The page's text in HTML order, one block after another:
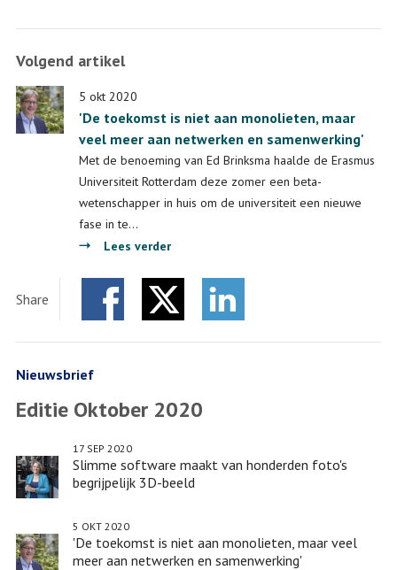
Innovation
Quarter
Volgend artikel
5 okt 2020
'De toekomst is niet aan monolieten, maar
veel meer aan netwerken en samenwerking'
Met de benoeming van Ed Brinksma haalde de Erasmus
Universiteit Rotterdam deze zomer een beta-
wetenschapper in huis om de universiteit een nieuwe
fase in te…
Lees verder
toekomst
is
veel
netwerken
Share
Nieuwsbrief
Editie Oktober 2020
Slimme software maakt van honderden foto's
begrijpelijk 3D-beeld
17 SEP 2020
'De toekomst is niet aan monolieten, maar veel
meer aan netwerken en samenwerking'
5 OKT 2020